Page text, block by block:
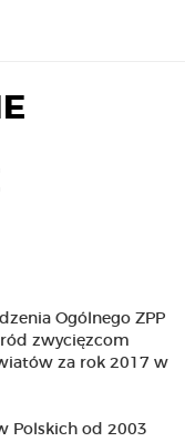
Ogólnego ZPP
zwycięzcom
za rok 2017 w
Polskich od 2003